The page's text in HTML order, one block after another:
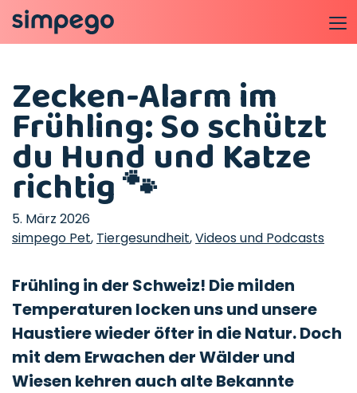
Zecken-Alarm im
Frühling: So schützt
du Hund und Katze
richtig 🐾
5. März 2026
simpego Pet, Tiergesundheit,Videos und Podcasts
Frühling in der Schweiz! Die milden
Temperaturen locken uns und unsere
Haustiere wieder öfter in die Natur. Doch
mit dem Erwachen der Wälder und
Wiesen kehren auch alte Bekannte